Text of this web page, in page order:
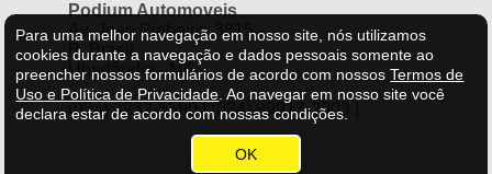
Podium Automoveis
Av. Joao Pinheiro, 3815 -
B. Brasil
Uberlândia - MG
(034) 3232-5690 | (034) 99913-2003 |
Para uma melhor navegação em nosso site, nós utilizamos
cookies durante a navegação e dados pessoais somente ao
preencher nossos formulários de acordo com nossosTermos de
Uso e Política de Privacidade Ao navegar em nosso site você
declara estar de acordo com nossas condições.